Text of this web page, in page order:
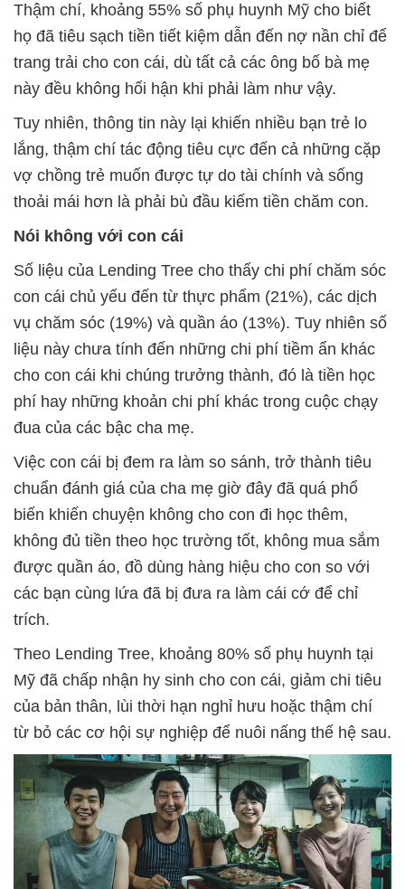
Thậm chí, khoảng 55% số phụ huynh Mỹ cho biết
họ đã tiêu sạch tiền tiết kiệm dẫn đến nợ nần chỉ để
trang trải cho con cái, dù tất cả các ông bố bà mẹ
này đều không hối hận khi phải làm như vậy.
Tuy nhiên, thông tin này lại khiến nhiều bạn trẻ lo
lắng, thậm chí tác động tiêu cực đến cả những cặp
vợ chồng trẻ muốn được tự do tài chính và sống
thoải mái hơn là phải bù đầu kiếm tiền chăm con.
Nói không với con cái
Số liệu của Lending Tree cho thấy chi phí chăm sóc
con cái chủ yếu đến từ thực phẩm (21%), các dịch
vụ chăm sóc (19%) và quần áo (13%). Tuy nhiên số
liệu này chưa tính đến những chi phí tiềm ẩn khác
cho con cái khi chúng trưởng thành, đó là tiền học
phí hay những khoản chi phí khác trong cuộc chạy
đua của các bậc cha mẹ.
Việc con cái bị đem ra làm so sánh, trở thành tiêu
chuẩn đánh giá của cha mẹ giờ đây đã quá phổ
biến khiến chuyện không cho con đi học thêm,
không đủ tiền theo học trường tốt, không mua sắm
được quần áo, đồ dùng hàng hiệu cho con so với
các bạn cùng lứa đã bị đưa ra làm cái cớ để chỉ
trích.
Theo Lending Tree, khoảng 80% số phụ huynh tại
Mỹ đã chấp nhận hy sinh cho con cái, giảm chi tiêu
của bản thân, lùi thời hạn nghỉ hưu hoặc thậm chí
từ bỏ các cơ hội sự nghiệp để nuôi nấng thế hệ sau.